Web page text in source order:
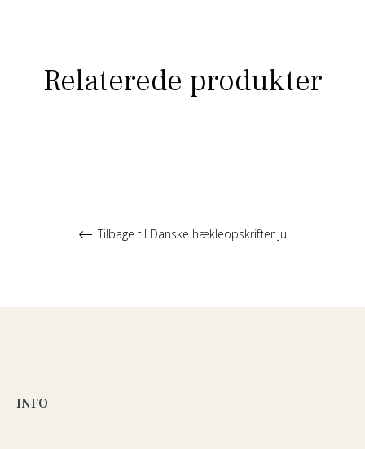
Relaterede produkter
Tilbage til Danske hækleopskrifter jul
INFO